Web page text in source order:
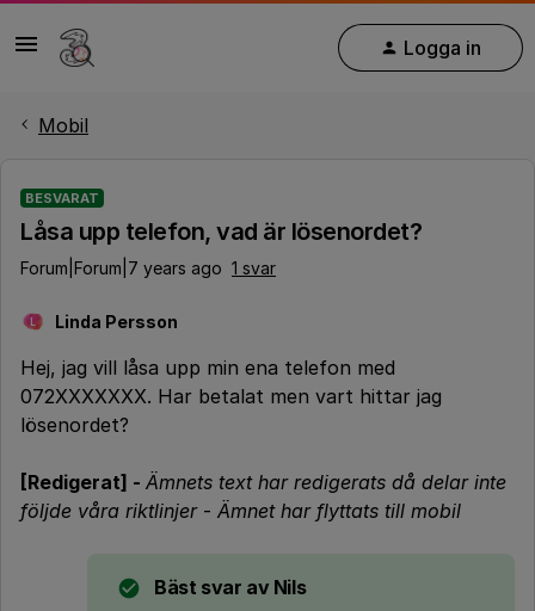
Logga in
Mobil
BESVARAT
Låsa upp telefon, vad är lösenordet?
Forum|Forum|7 years ago 1 svar
Linda Persson
Hej, jag vill låsa upp min ena telefon med
072XXXXXXX. Har betalat men vart hittar jag
lösenordet?
[Redigerat] - Ämnets text har redigerats då delar inte
följde våra riktlinjer- Ämnet har flyttats till mobil
Bäst svar av Nils